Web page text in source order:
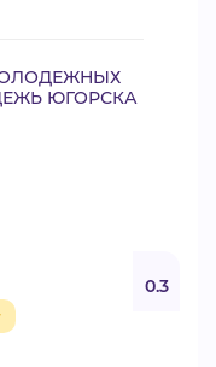
ЮГОРСКА
0.3